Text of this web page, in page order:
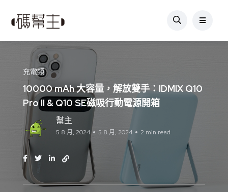
充電類
10000 mAh 大容量，解放雙手：IDMIX Q10
Pro II & Q10 SE磁吸行動電源開箱
幫主
5 8 月, 2024 5 8 月, 2024 2 min read